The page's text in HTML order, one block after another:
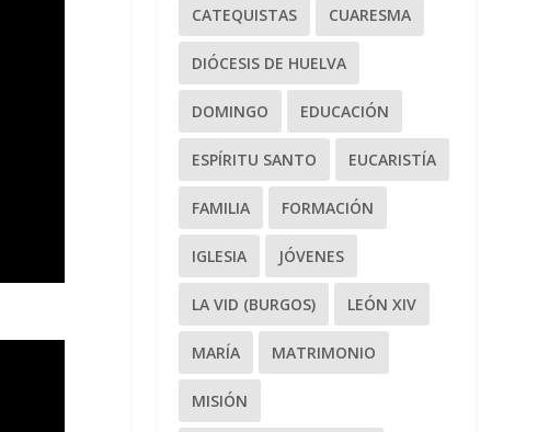
CATEQUISTAS CUARESMA
DIÓCESIS DE HUELVA
DOMINGO EDUCACIÓN
ESPÍRITU SANTO EUCARISTÍA
FAMILIA FORMACIÓN
IGLESIA JÓVENES
LA VID (BURGOS) LEÓN XIV
MARÍA MATRIMONIO
MISIÓN